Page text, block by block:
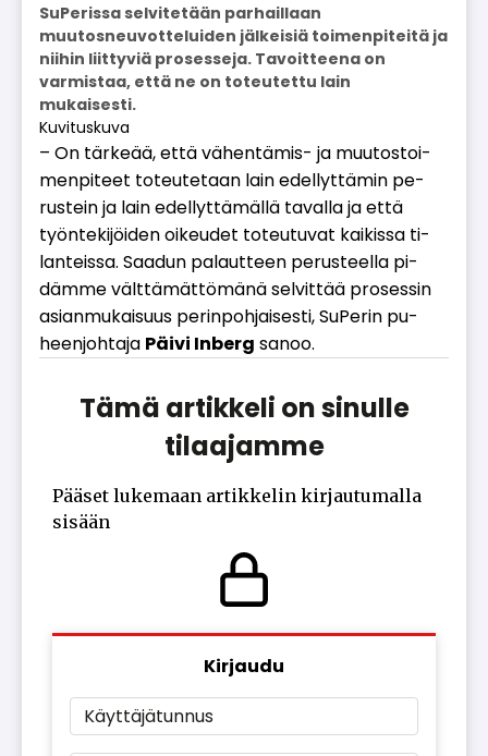
SuPerissa selvitetään parhaillaan
muutosneuvotteluiden jälkeisiä toimenpiteitä ja
niihin liittyviä prosesseja. Tavoitteena on
varmistaa, että ne on toteutettu lain
mukaisesti.
Kuvituskuva
– On tär­ke­ää, et­tä vä­hen­tä­mis- ja muu­tos­toi­
men­pi­teet to­teu­te­taan lain edel­lyt­tä­min pe­
rus­tein ja lain edel­lyt­tä­mäl­lä ta­val­la ja et­tä
työn­te­ki­jöi­den oi­keu­det to­teu­tu­vat kai­kis­sa ti­
lan­teis­sa. Saa­dun pa­laut­teen pe­rus­teel­la pi­
däm­me vält­tä­mät­tö­mä­nä sel­vit­tää pro­ses­sin
asi­an­mu­kai­suus pe­rin­poh­jai­ses­ti, Su­Pe­rin pu­
heen­joh­ta­ja Päi­vi In­berg sa­noo.
Tämä artikkeli on sinulle
tilaajamme
Pääset lukemaan artikkelin kirjautumalla
sisään
Kirjaudu
Käyttäjätunnus